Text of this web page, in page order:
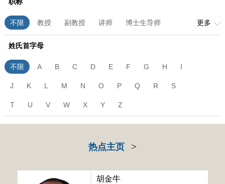
职称
不限 教授 副教授 讲师 博士生导师
高级实验师
更多
姓氏首字母
不限 A B C D E F G H I
J K L M N O P Q R S
T U V W X Y Z
热点主页 >
胡金牛